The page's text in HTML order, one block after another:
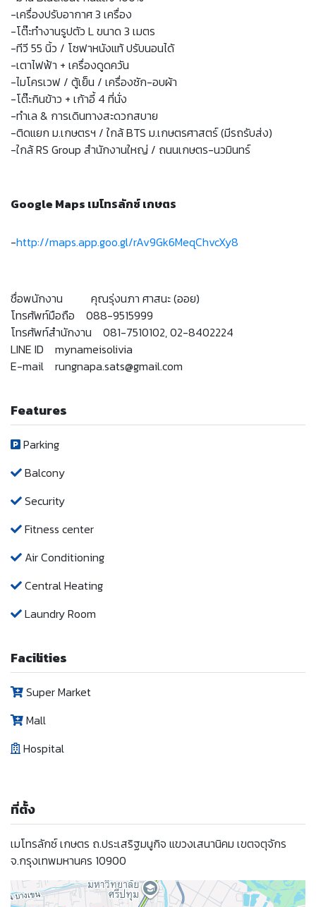
-เครื่องปรับอากาศ 3 เครื่อง
-โต๊ะทำงานรูปตัว L ขนาด 3 เมตร
-ทีวี 55 นิ้ว / โซฟาหนังแท้ ปรับนอนได้
-เตาไฟฟ้า + เครื่องดูดควัน
-ไมโครเวฟ / ตู้เย็น / เครื่องซัก-อบผ้า
-โต๊ะกินข้าว + เก้าอี้ 4 ที่นั่ง
-ทำเล & การเดินทางสะดวกสบาย
-ติดแยก ม.เกษตรฯ / ใกล้ BTS ม.เกษตรศาสตร์ (มีรถรับส่ง)
-ใกล้ RS Group สำนักงานใหญ่ / ถนนเกษตร-นวมินทร์
Google Maps เมโทรลักซ์ เกษตร
-http://maps.app.goo.gl/rAv9Gk6MeqChvcXy8
ชื่อพนักงาน คุณรุ่งนภา ศาสนะ (ออย)
โทรศัพท์มือถือ 088-9515999
โทรศัพท์สำนักงาน 081-7510102, 02-8402224
LINE ID mynameisolivia
E-mail rungnapa.sats@gmail.com
Features
Parking
Balcony
Security
Fitness center
Air Conditioning
Central Heating
Laundry Room
Facilities
Super Market
Mall
Hospital
ที่ตั้ง
เมโทรลักซ์ เกษตร ถ.ประเสริฐมนูกิจ แขวงเสนานิคม เขตจตุจักร
จ.กรุงเทพมหานคร 10900